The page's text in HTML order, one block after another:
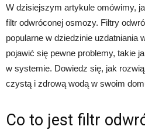
W dzisiejszym artykule omówimy,
filtr odwróconej osmozy. Filtry
popularne w dziedzinie uzdatniania
pojawić się pewne problemy, takie
w systemie. Dowiedz się, jak
czystą i zdrową wodą w swoim
Co to jest filtr